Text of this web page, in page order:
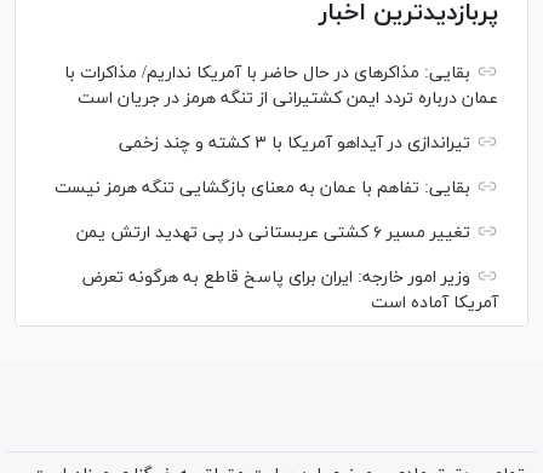
پربازدیدترین اخبار
بقایی: مذاکره‎ای در حال حاضر با آمریکا نداریم/ مذاکرات با
عمان درباره تردد ایمن کشتیرانی از تنگه هرمز در جریان است
تیراندازی در آیداهو آمریکا با ۳ کشته و چند زخمی
بقایی: تفاهم با عمان به معنای بازگشایی تنگه هرمز نیست
تغییر مسیر ۶ کشتی عربستانی در پی تهدید ارتش یمن
وزیر امور خارجه: ایران برای پاسخ قاطع به هرگونه تعرض
آمریکا آماده است